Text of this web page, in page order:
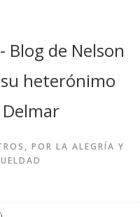
Blog de Nelson
heterónimo
POR LA ALEGRÍA Y